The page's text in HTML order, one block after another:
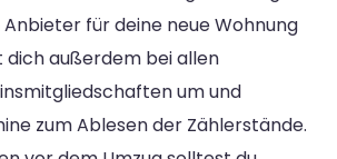
für deine neue Wohnung
dich außerdem bei allen
um und
zum Ablesen der Zählerstände.